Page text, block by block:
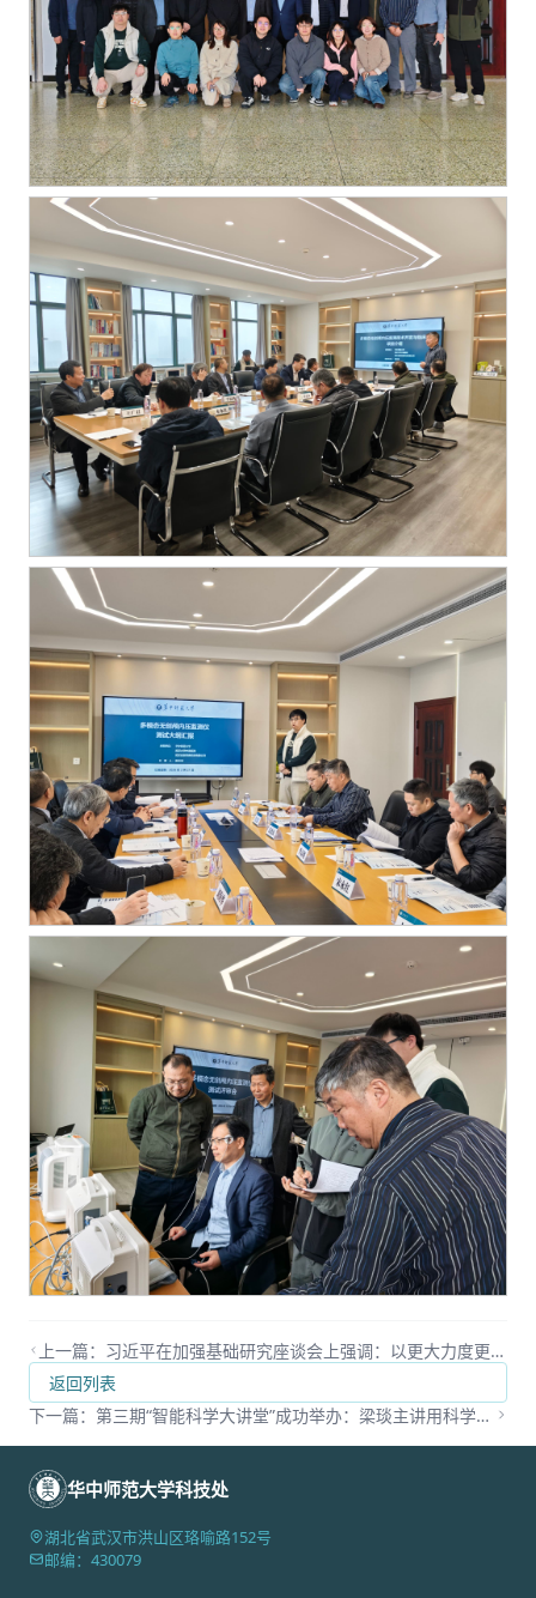
上一篇：习近平在加强基础研究座谈会上强调：以更大力度更实举措加强基础研究 进一步打牢科技强国建设根基
返回列表
下一篇：第三期“智能科学大讲堂”成功举办：梁琰主讲用科学可视化实现科学的高效传播
华中师范大学科技处
湖北省武汉市洪山区珞喻路152号
邮编：430079